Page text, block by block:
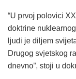
“U prvoj polovici
doktrine
ljudi je diljem
Drugog svjetskog
dnevno”, stoji u